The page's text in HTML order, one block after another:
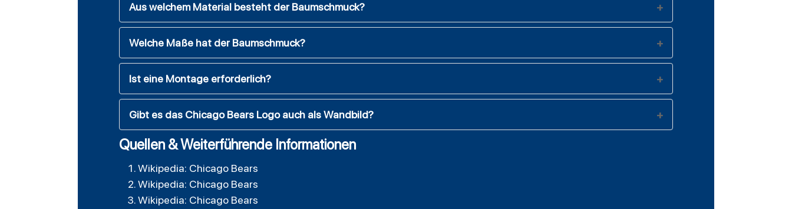
Aus welchem Material besteht der Baumschmuck?
Welche Maße hat der Baumschmuck?
Ist eine Montage erforderlich?
Gibt es das Chicago Bears Logo auch als Wandbild?
Quellen & Weiterführende Informationen
Wikipedia: Chicago Bears
Wikipedia: Chicago Bears
Wikipedia: Chicago Bears